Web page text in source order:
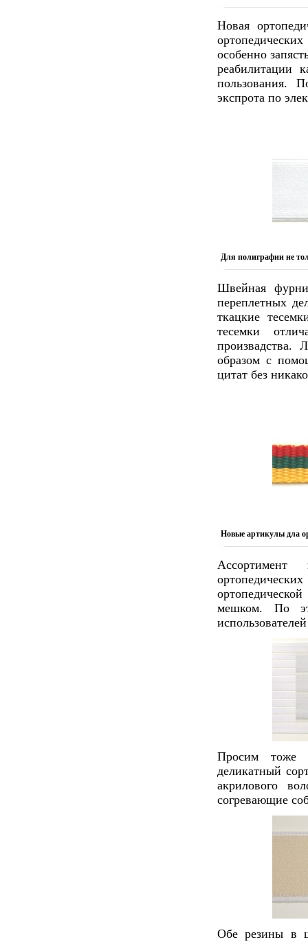
Новая
особенно
реабилитации
пользования.
экспрота по
Для полиграфии не
Швейная
переплетных
ткацкие
тесемки
произвадства.
образом с
цитат без
Новые артикулы дла
Ассортимент
мешком. По
Просим тоже
деликатный
акрилового
согревающие
Обе резины в